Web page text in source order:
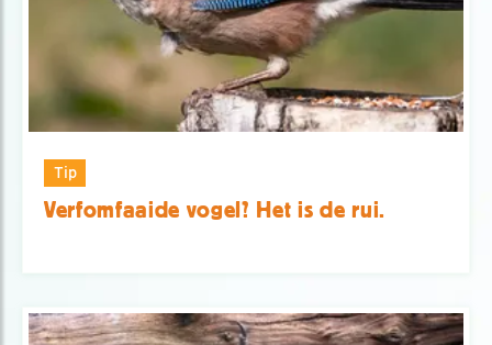
Tip
Verfomfaaide vogel? Het is de rui.